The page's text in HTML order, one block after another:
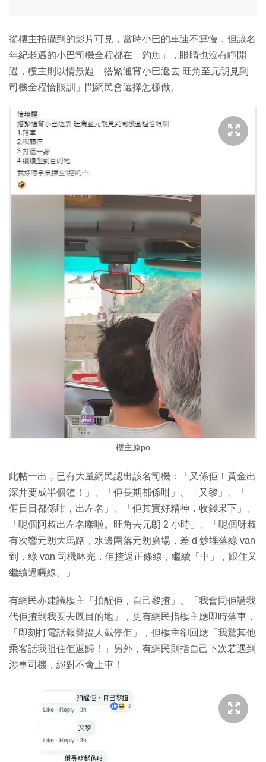
從樓主拍攝到的影片可見，當時小巴的車速不算慢，但該名
年紀老邁的小巴司機全程都在「釣魚」，眼睛也沒有睜開
過，樓主則以情景題「搭緊通宵小巴返去 旺角至元朗見到
司機全程恰眼訓」問網民會選擇怎樣做。
樓主原po
此帖一出，已有大量網民認出該名司機：「又係佢！黃金出
深井要成半個鐘！」、「佢長期都係咁」、「又黎」、「
佢日日都係咁，出左名」、「佢其實好精神，收錢果下」、
「呢個阿叔出左名㗎啦。旺角去元朗 2 小時」、「呢個呀叔
有次響元朗大馬路，水邊圍落元朗廣場，差 d 炒埋落綠 van
到，綠 van 司機呠完，佢揸返正條線，繼續「中」，跟住又
繼續過曬線。」
有網民亦建議樓主「拍醒佢，自己黎揸」、「我會同佢講我
代佢揸到我要去既目的地」，更有網民指樓主應即時落車，
「即刻打電話報警揾人截停佢」，但樓主卻回應「我驚其他
乘客話我阻住佢返歸！」另外，有網民則指自己下次若遇到
涉事司機，絕對不會上車！